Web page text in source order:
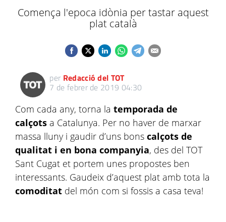
Comença l'epoca idònia per tastar aquest
plat català
per Redacció del TOT
7 de febrer de 2019 04:30
Com cada any, torna la temporada de
calçots a Catalunya. Per no haver de marxar
massa lluny i gaudir d’uns bons calçots de
qualitat i en bona companyia, des del TOT
Sant Cugat et portem unes propostes ben
interessants. Gaudeix d’aquest plat amb tota la
comoditat del món com si fossis a casa teva!